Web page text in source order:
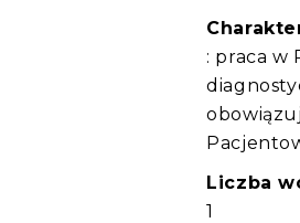
: praca w
Liczba
1